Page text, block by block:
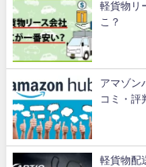
軽貨物リ
こ？
アマゾン
コミ・評
軽貨物配